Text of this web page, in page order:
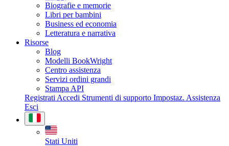
Biografie e memorie
Libri per bambini
Business ed economia
Letteratura e narrativa
Risorse
Blog
Modelli BookWright
Centro assistenza
Servizi ordini grandi
Stampa API
Registrati Accedi Strumenti di supporto Impostaz. Assistenza
Esci
Stati Uniti